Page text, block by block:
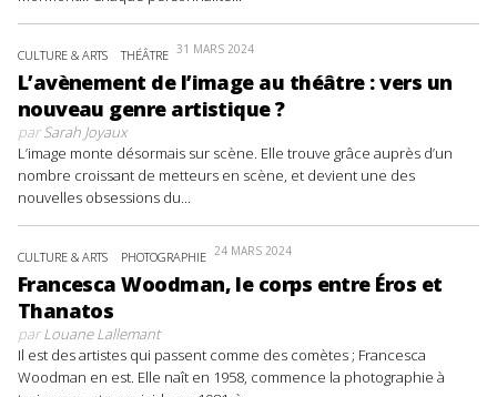
CULTURE & ARTS THÉÂTRE 31 MARS 2024
L’avènement de l’image au théâtre : vers un
nouveau genre artistique ?
parSarah Joyaux
L’image monte désormais sur scène. Elle trouve grâce auprès d’un
nombre croissant de metteurs en scène, et devient une des
nouvelles obsessions du...
CULTURE & ARTS PHOTOGRAPHIE 24 MARS 2024
Francesca Woodman, le corps entre Éros et
Thanatos
parLouane Lallemant
Il est des artistes qui passent comme des comètes ; Francesca
Woodman en est. Elle naît en 1958, commence la photographie à